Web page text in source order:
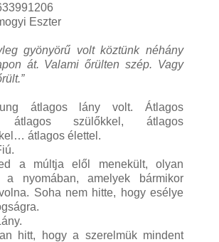
Eszter
gyönyörű volt köztünk néhány
át. Valami őrülten szép. Vagy
átlagos lány volt. Átlagos
átlagos szülőkkel, átlagos
átlagos élettel.
a múltja elől menekült, olyan
a nyomában, amelyek bármikor
Soha nem hitte, hogy esélye
hitt, hogy a szerelmük mindent